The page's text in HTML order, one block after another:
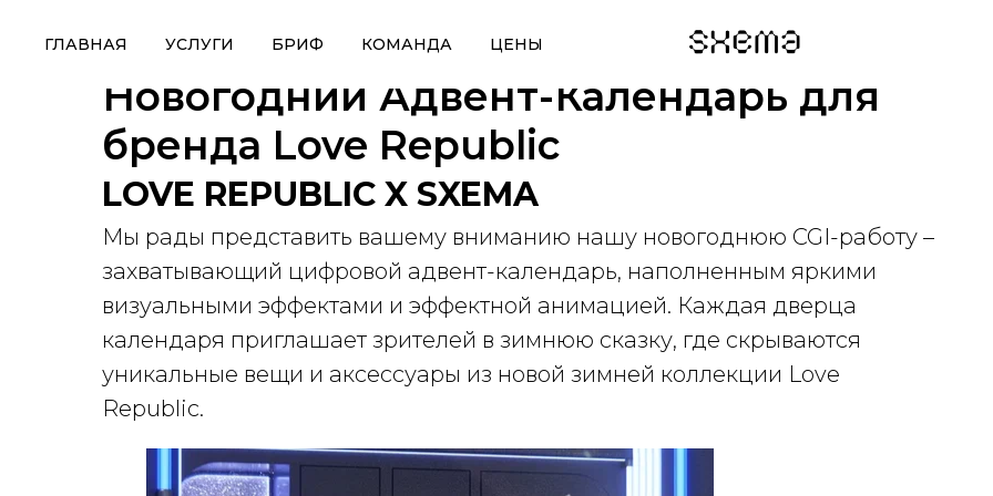
ГЛАВНАЯ УСЛУГИ БРИФ КОМАНДА ЦЕНЫ
Новогодний Адвент-Календарь для
бренда Love Republic
LOVE REPUBLIC X SXEMA
Мы рады представить вашему вниманию нашу новогоднюю CGI-работу –
захватывающий цифровой адвент-календарь, наполненным яркими
визуальными эффектами и эффектной анимацией. Каждая дверца
календаря приглашает зрителей в зимнюю сказку, где скрываются
уникальные вещи и аксессуары из новой зимней коллекции Love
Republic.